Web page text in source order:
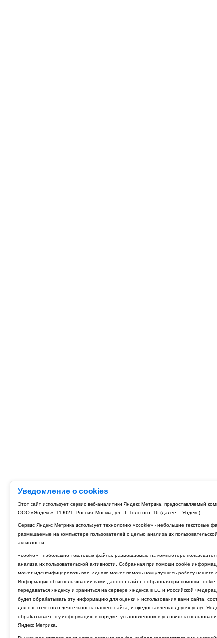
Уведомление о cookies
Этот сайт использует сервис веб-аналитики Яндекс Метрика, предоставляемый
ООО «Яндекс», 119021, Россия, Москва, ул. Л. Толстого, 16 (далее – Яндекс)
Сервис Яндекс Метрика использует технологию «cookie» - небольшие текстовые
размещаемые на компьютере пользователей с целью анализа их пользовательской
активности.
«cookie» - небольшие текстовые файлы, размещаемые на компьютере
анализа их пользовательской активности. Собранная при помощи cookie
может идентифицировать вас, однако может помочь нам улучшить работу нашего
Информация об использовании вами данного сайта, собранная при помощи cookie,
передаваться Яндексу и храниться на сервере Яндекса в ЕС и Российской
будет обрабатывать эту информацию для оценки и использования вами сайта,
для нас отчетов о деятельности нашего сайта, и предоставления других услуг.
обрабатывает эту информацию в порядке, установленном в условиях
Яндекс Метрика.